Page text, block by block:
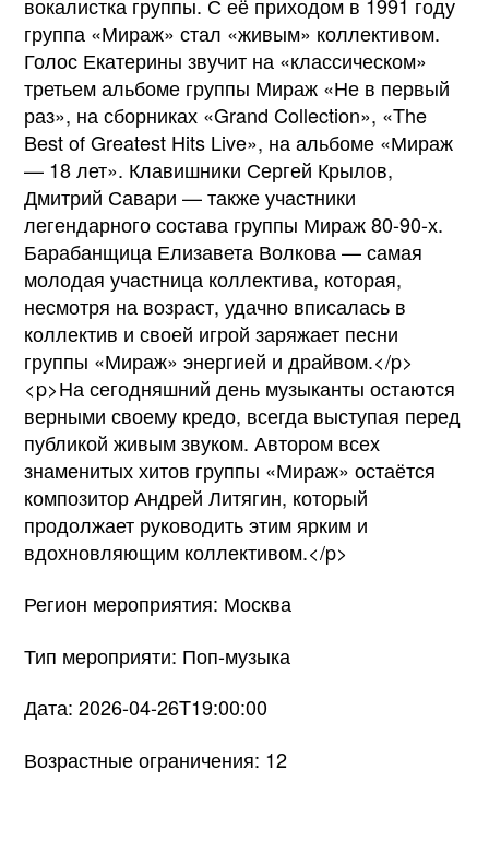
группа «Мираж» стал «живым» коллективом.
Голос Екатерины звучит на «классическом»
третьем альбоме группы Мираж «Не в первый
раз», на сборниках «Grand Collection», «The
Best of Greatest Hits Live», на альбоме «Мираж
— 18 лет». Клавишники Сергей Крылов,
Дмитрий Савари — также участники
легендарного состава группы Мираж 80-90-х.
Барабанщица Елизавета Волкова — самая
молодая участница коллектива, которая,
несмотря на возраст, удачно вписалась в
коллектив и своей игрой заряжает песни
группы «Мираж» энергией и драйвом.</p>
<p>На сегодняшний день музыканты остаются
верными своему кредо, всегда выступая перед
публикой живым звуком. Автором всех
знаменитых хитов группы «Мираж» остаётся
композитор Андрей Литягин, который
продолжает руководить этим ярким и
вдохновляющим коллективом.</p>
Регион мероприятия: Москва
Тип мероприяти: Поп-музыка
Дата: 2026-04-26T19:00:00
Возрастные ограничения: 12